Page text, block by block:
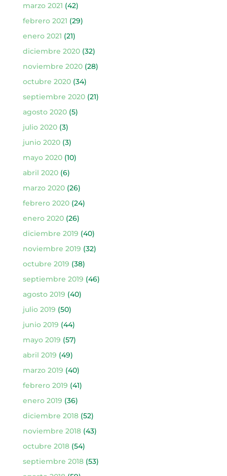
marzo 2021 (42)
febrero 2021 (29)
enero 2021 (21)
diciembre 2020(32)
noviembre 2020(28)
octubre 2020(34)
septiembre 2020(21)
agosto 2020(5)
julio 2020(3)
junio 2020(3)
mayo 2020(10)
abril 2020(6)
marzo 2020(26)
febrero 2020(24)
enero 2020(26)
diciembre 2019 (40)
noviembre 2019 (32)
octubre 2019 (38)
septiembre 2019 (46)
agosto 2019 (40)
julio 2019 (50)
junio 2019 (44)
mayo 2019 (57)
abril 2019 (49)
marzo 2019 (40)
febrero 2019 (41)
enero 2019 (36)
diciembre 2018(52)
noviembre 2018(43)
octubre 2018(54)
septiembre 2018(53)